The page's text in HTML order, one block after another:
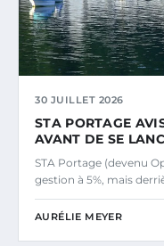
30 JUILLET 2026
STA PORTAGE
AVANT DE SE
STA Portage (devenu
gestion à 5%, mais
AURÉLIE MEYER